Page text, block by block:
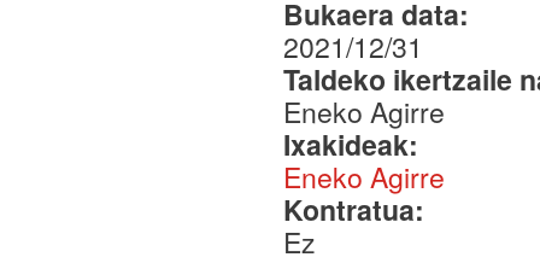
Bukaera data:
2021/12/31
Taldeko ikertzaile
Eneko Agirre
Ixakideak:
Eneko Agirre
Kontratua:
Ez